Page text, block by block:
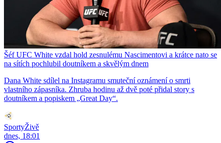
Šéf UFC White vzdal hold zesnulému Nascimentovi a krátce nato se
na sítích pochlubil doutníkem a skvělým dnem
Dana White sdílel na Instagramu smuteční oznámení o smrti
vlastního zápasníka. Zhruba hodinu až dvě poté přidal story s
doutníkem a popiskem „Great Day“.
SportyŽivě
dnes, 18:01